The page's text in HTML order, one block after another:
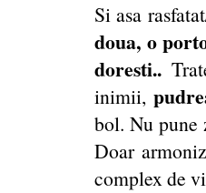
Si asa
doua, o
doresti..
inimii,
bol. Nu pune
Doar
complex de